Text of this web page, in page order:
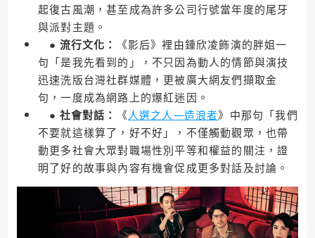
起復古風潮，甚至成為許多公司行號當年度的尾牙
與派對主題。
● 流行文化：
《影后》裡由鍾欣凌飾演的胖姐一
句「是我先看到的」，不只因為動人的情節與演技
迅速洗版台灣社群媒體，更被廣大網友們擷取金
句，一度成為網路上的爆紅迷因。
● 社會對話： 《人選之人—造浪者》中那句「我們
不要就這樣算了，好不好」，不僅觸動觀眾，也帶
動更多社會大眾對職場性別平等和權益的關注，證
明了好的故事與內容有機會促成更多對話及討論。